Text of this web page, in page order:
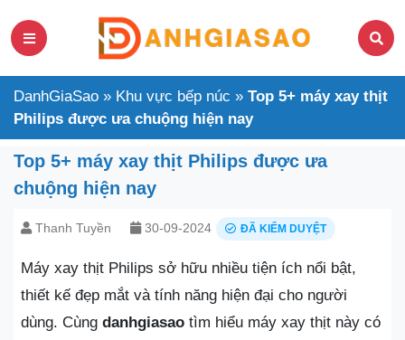
DanhGiaSao » Khu vực bếp núc » Top 5+ máy xay thịt
Philips được ưa chuộng hiện nay
Top 5+ máy xay thịt Philips được ưa
chuộng hiện nay
Thanh Tuyền 30-09-2024 ĐÃ KIỂM DUYỆT
Máy xay thịt Philips sở hữu nhiều tiện ích nổi bật,
thiết kế đẹp mắt và tính năng hiện đại cho người
dùng. Cùng danhgiasao tìm hiểu máy xay thịt này có